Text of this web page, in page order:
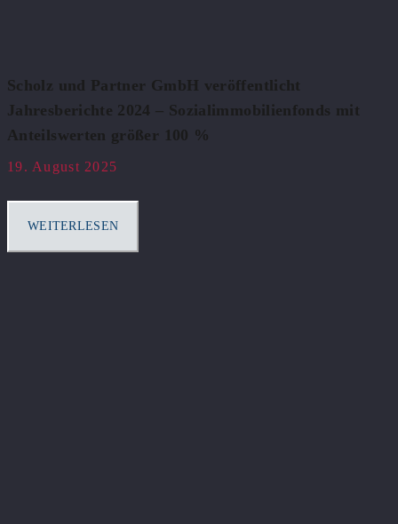
Scholz und Partner GmbH veröffentlicht
Jahresberichte 2024 – Sozialimmobilienfonds mit
Anteilswerten größer 100 %
19. August 2025
WEITERLESEN